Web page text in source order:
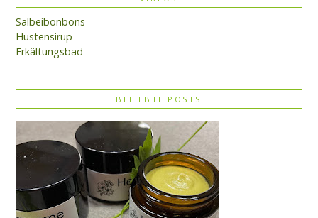
Salbeibonbons
Hustensirup
Erkältungsbad
BELIEBTE POSTS